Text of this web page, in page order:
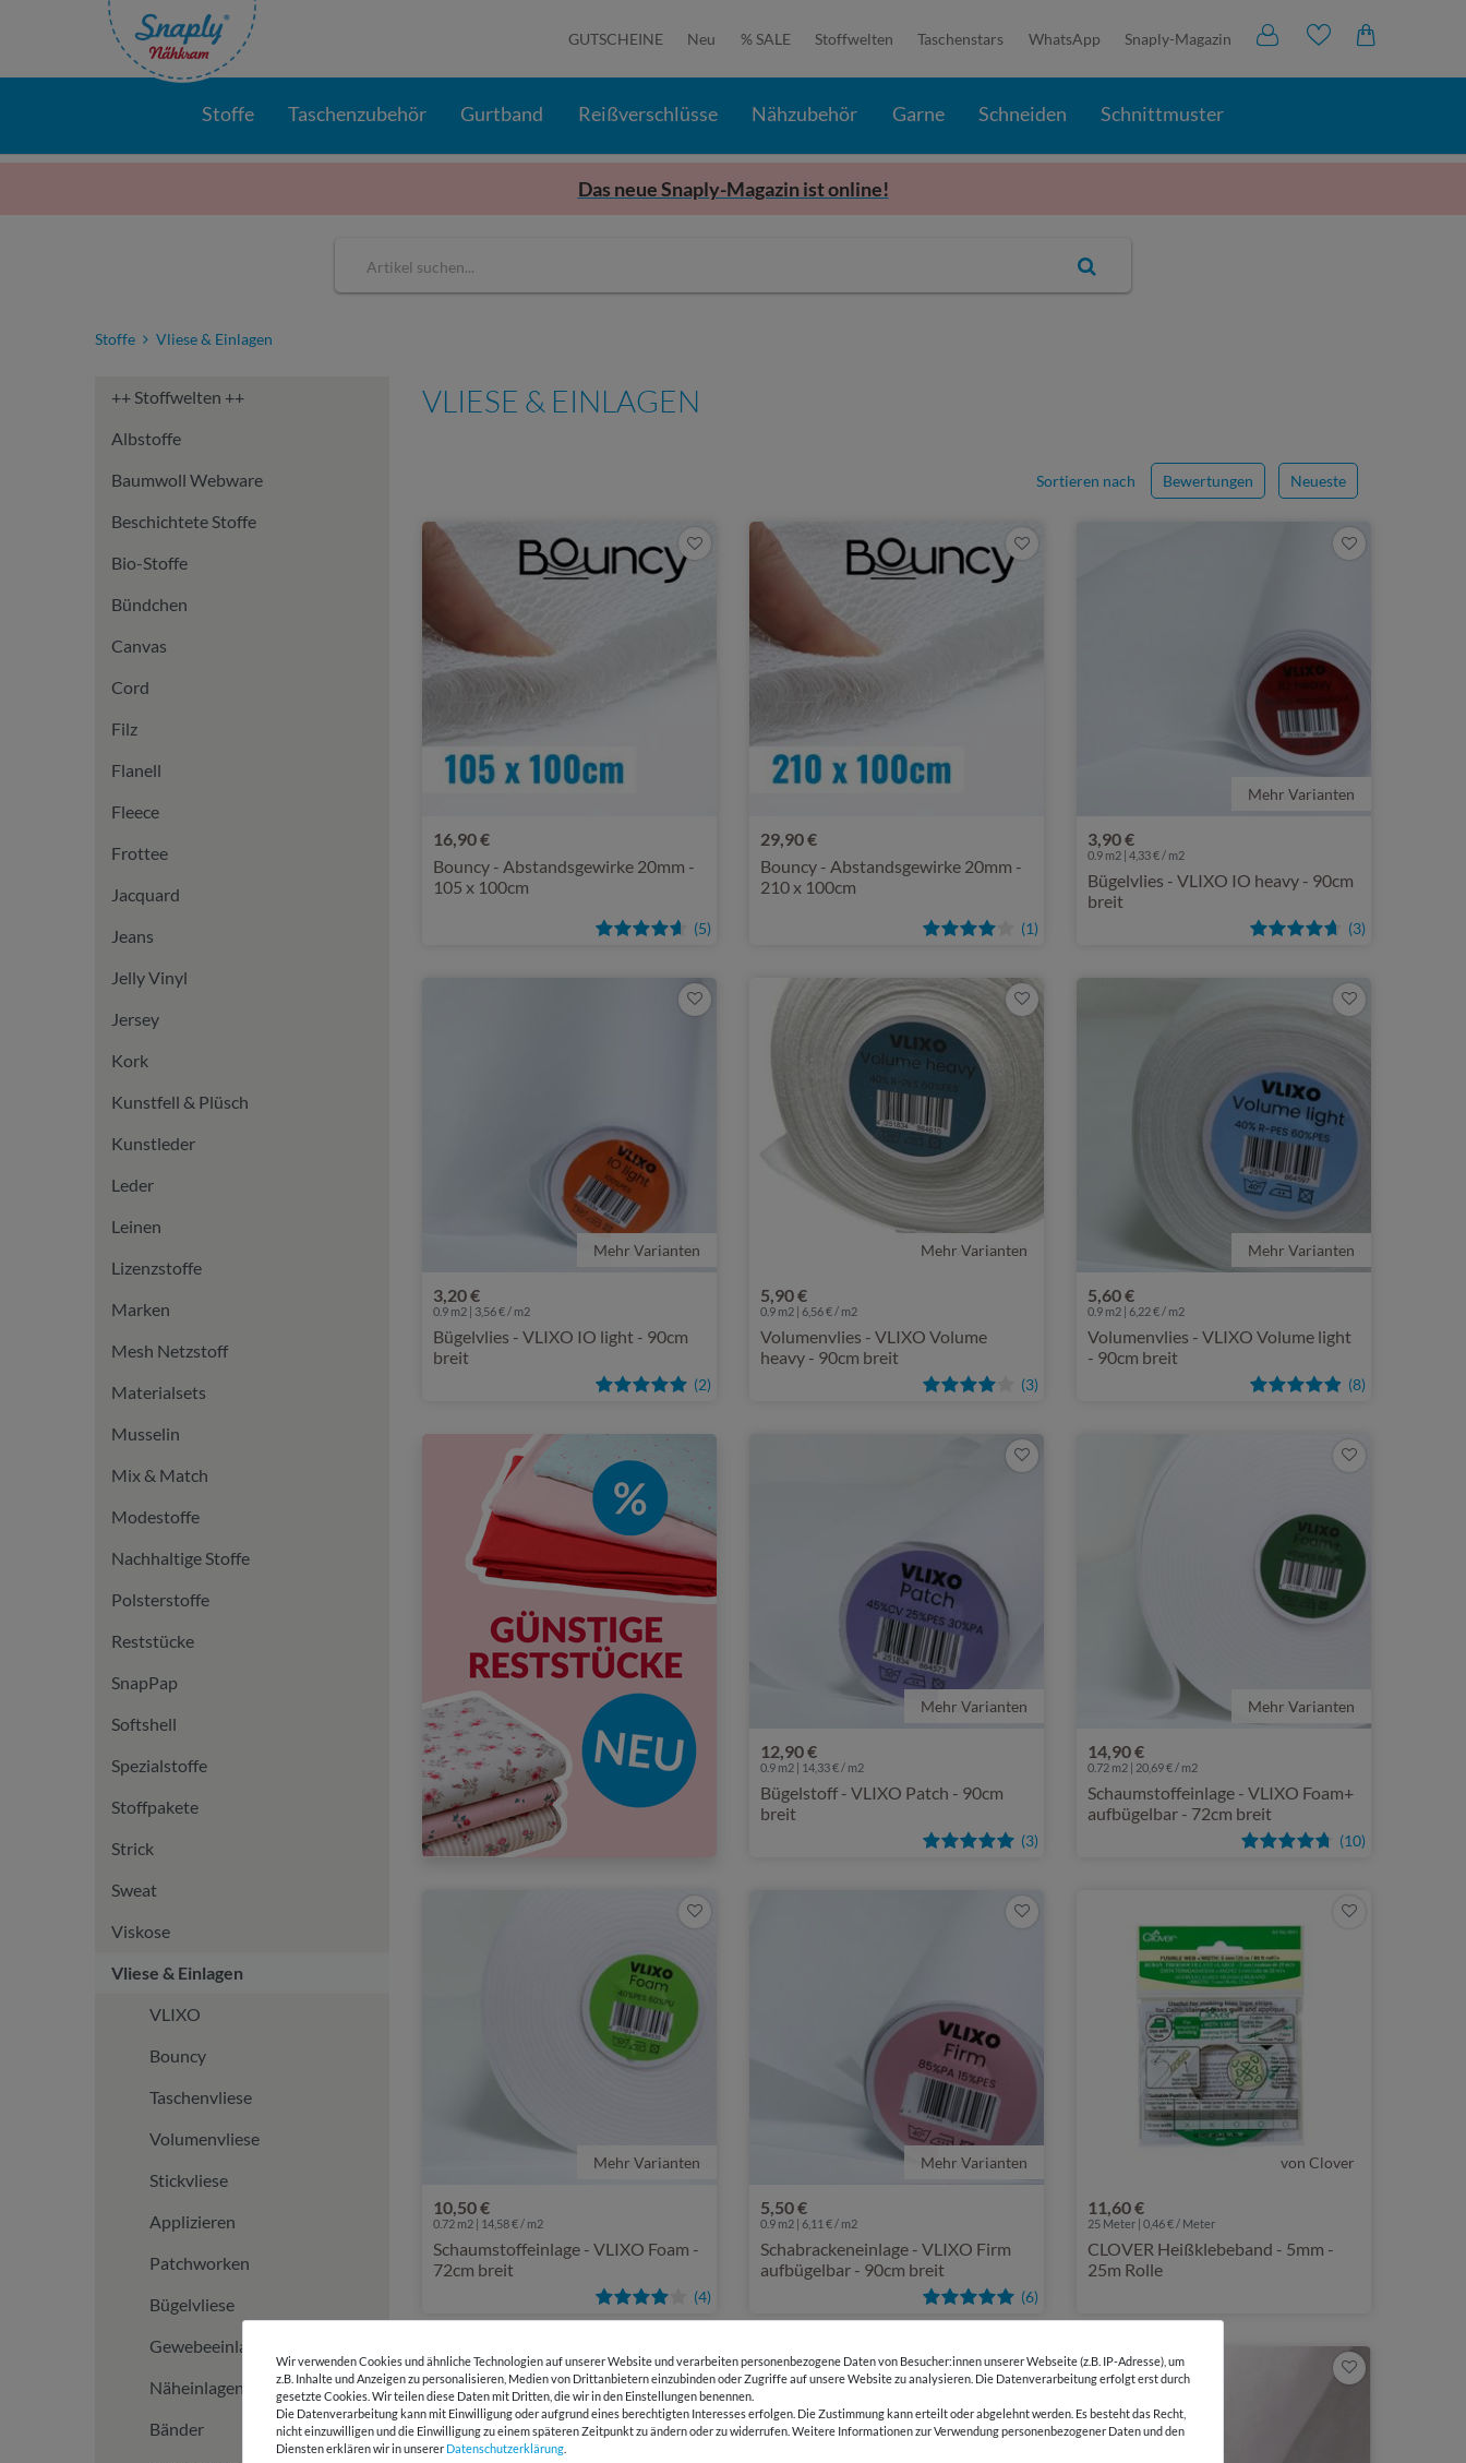
GUTSCHEINE Neu % SALE Stoffwelten Taschenstars WhatsApp Snaply-Magazin
Stoffe Taschenzubehör Gurtband Reißverschlüsse Nähzubehör Garne Schneiden Schnittmuster
Das neue Snaply-Magazin ist online!
Stoffe Vliese & Einlagen
++ Stoffwelten ++
Albstoffe
Baumwoll Webware
Beschichtete Stoffe
Bio-Stoffe
Bündchen
Canvas
Cord
Filz
Flanell
Fleece
Frottee
Jacquard
Jeans
Jelly Vinyl
Jersey
Kork
Kunstfell & Plüsch
Kunstleder
Leder
Leinen
Lizenzstoffe
Marken
Mesh Netzstoff
Materialsets
Musselin
Mix & Match
Modestoffe
Nachhaltige Stoffe
Polsterstoffe
Reststücke
SnapPap
Softshell
Spezialstoffe
Stoffpakete
Strick
Sweat
Viskose
Vliese & Einlagen
VLIXO
Bouncy
Taschenvliese
Volumenvliese
Stickvliese
Applizieren
Patchworken
Bügelvliese
Gewebeeinlagen
Näheinlagen
Bänder
VLIESE & EINLAGEN
Sortieren nach Bewertungen Neueste
16,90 €
(5)
Bouncy - Abstandsgewirke 20mm -
105 x 100cm
29,90 €
(1)
Bouncy - Abstandsgewirke 20mm -
210 x 100cm
von VLIXO
Mehr Varianten
3,90 €
(3)
0.9 m2 | 4,33 € / m2
Bügelvlies - VLIXO IO heavy - 90cm
breit
von VLIXO
Mehr Varianten
3,20 €
(2)
0.9 m2 | 3,56 € / m2
Bügelvlies - VLIXO IO light - 90cm
breit
von VLIXO
Mehr Varianten
5,90 €
(3)
0.9 m2 | 6,56 € / m2
Volumenvlies - VLIXO Volume
heavy - 90cm breit
von VLIXO
Mehr Varianten
5,60 €
(8)
0.9 m2 | 6,22 € / m2
Volumenvlies - VLIXO Volume light
- 90cm breit
von VLIXO
Mehr Varianten
12,90 €
(3)
0.9 m2 | 14,33 € / m2
Bügelstoff - VLIXO Patch - 90cm
breit
von VLIXO
Mehr Varianten
14,90 €
(10)
0.72 m2 | 20,69 € / m2
Schaumstoffeinlage - VLIXO Foam+
aufbügelbar - 72cm breit
von VLIXO
Mehr Varianten
10,50 €
(4)
0.72 m2 | 14,58 € / m2
Schaumstoffeinlage - VLIXO Foam -
72cm breit
von VLIXO
Mehr Varianten
5,50 €
(6)
0.9 m2 | 6,11 € / m2
Schabrackeneinlage - VLIXO Firm
aufbügelbar - 90cm breit
von Clover
11,60 €
25Meter | 0,46 € / Meter
CLOVER Heißklebeband - 5mm -
25m Rolle
Wir verwenden Cookies und ähnliche Technologien auf unserer Website und verarbeiten personenbezogene Daten von Besucher:innen unserer Webseite (z.B. IP-Adresse), um
z.B. Inhalte und Anzeigen zu personalisieren, Medien von Drittanbietern einzubinden oder Zugriffe auf unsere Website zu analysieren. Die Datenverarbeitung erfolgt erst durch
gesetzte Cookies. Wir teilen diese Daten mit Dritten, die wir in den Einstellungen benennen.
Die Datenverarbeitung kann mit Einwilligung oder aufgrund eines berechtigten Interesses erfolgen. Die Zustimmung kann erteilt oder abgelehnt werden. Es besteht das Recht,
nicht einzuwilligen und die Einwilligung zu einem späteren Zeitpunkt zu ändern oder zu widerrufen. Weitere Informationen zur Verwendung personenbezogener Daten und den
Diensten erklären wir in unserer Daten­schutz­erklärung